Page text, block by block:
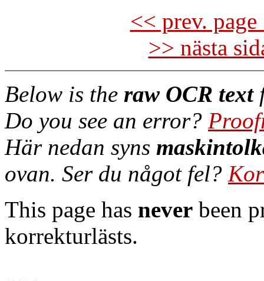
<< prev.
>> nästa
Below is the raw OCR text
Do you see an error?
Här nedan syns
ovan. Ser du något fel?
This page has never been
korrekturlästs.